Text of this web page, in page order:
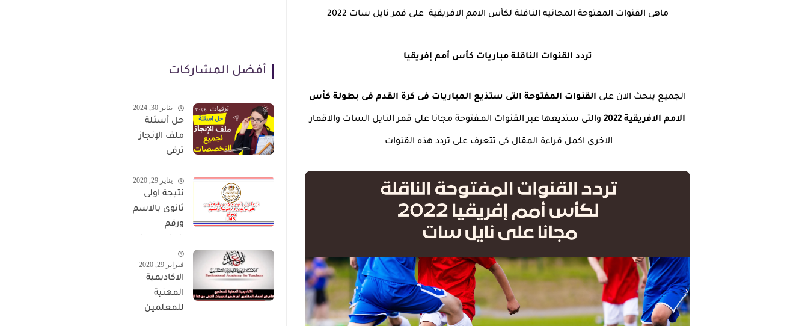
ماهى القنوات المفتوحة المجانيه الناقلة لكأس الامم الافريقية على قمر نايل سات 2022
تردد القنوات الناقلة مباريات كأس أمم إفريقيا
الجميع يبحث الان على القنوات المفتوحة التى ستذيع المباريات فى كرة القدم فى بطولة كأس
الامم الافريقية 2022 والتى ستذيعها عبر القنوات المـفتوحة مجانا على قمر النايل السات والاقمار
الاخرى اكمل قراءة المقال كى تتعرف على تردد هذه القنوات
أفضل المشاركات
يناير 30, 2024
حل أسئلة
ملف الإنجاز
ترقى
2024 صالح
لجميع
التخصصات
يناير 29, 2020
نتيجة اولى
ثانوى بالاسم
ورقم
موقع وزارة
التربية
والتعليم
وموقع LMS
فبراير 29, 2020
الاكاديمية
المهنية
للمعلمين